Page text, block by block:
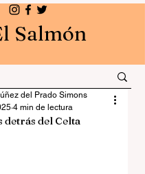
Salmón
detrás del Celta
del Prado Simons
4 min de lectura